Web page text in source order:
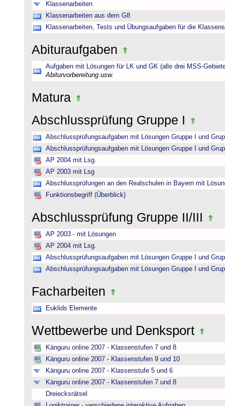
Klassenarbeiten
Klassenarbeiten aus dem G8
Klassenarbeiten, Tests und Übungsaufgaben für die
Abituraufgaben
Aufgaben mit Lösungen für LK und GK (alle drei MSS-
Abiturvorbereitung usw.
Matura
Abschlussprüfung Gruppe I
Abschlussprüfungsaufgaben mit Lösungen Gruppe I und
Abschlussprüfungsaufgaben mit Lösungen Gruppe I und
AP 2004 mit Lsg.
AP 2003 mit Lsg
Abschlussprüfungen an den Realschulen in Bayern mit
Funktionsbegriff (Überblick)
Abschlussprüfung Gruppe II/III
AP 2003 - mit Lösungen
AP 2004 mit Lsg.
Abschlussprüfungsaufgaben mit Lösungen Gruppe I und
Abschlussprüfungsaufgaben mit Lösungen Gruppe I und
Facharbeiten
Euklids Elemente
Wettbewerbe und Denksport
Känguru online 2007 - Klassenstufen 7 und 8
Känguru online 2007 - Klassenstufen 9 und 10
Känguru online 2007 - Klassenstufe 5 und 6
Känguru online 2007 - Klassenstufen 7 und 8
Dreiecksrätsel